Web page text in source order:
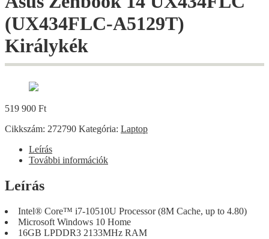
(UX434FLC-A5129T)
Királykék
519 900 Ft
Cikkszám: 272790 Kategória: Laptop
Leírás
További információk
Leírás
Intel® Core™ i7-10510U Processor (8M Cache, up to 4.80)
Microsoft Windows 10 Home
16GB LPDDR3 2133MHz RAM